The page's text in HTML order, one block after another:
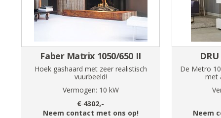
Faber Matrix 1050/650 II
Hoek gashaard met zeer realistisch
vuurbeeld!
Vermogen: 10 kW
€4302,-
Neem contact met ons op!
De Metro
met
Neem